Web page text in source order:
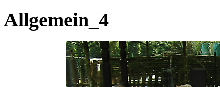
Allgemein_4